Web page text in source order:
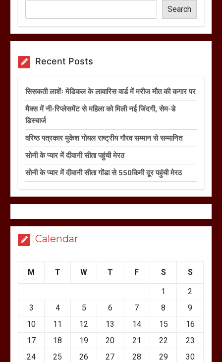
Search
Recent Posts
सिसकती लाशेंः मेडिकल के लावारिस वार्ड में मरीज मौत की कगार पर
मैक्स में नी-रिप्लेसमेंट से महिला को मिली नई जिंदगी, सेम-डे
डिस्चार्ज
वरिष्ठ पत्रकार मुकेश गोयल राष्ट्रीय गौरव सम्मान से सम्मानित
सोनी के प्यार में दीवानी सीता पहुंची मेरठ
सोनी के प्यार में दीवानी सीता गोंडा से 550किमी दूर पहुंची मेरठ
Calendar
M T W T F S S
1
2
3
4 5 6 7 8
9
10
11 12 13 14 15
16
17
18 19 20 21 22
23
24
25 26 27 28 29
30